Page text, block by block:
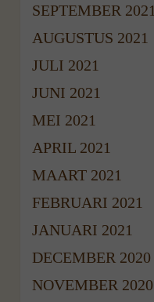
SEPTEMBER 2021
AUGUSTUS 2021
JULI 2021
JUNI 2021
MEI 2021
APRIL 2021
MAART 2021
FEBRUARI 2021
JANUARI 2021
DECEMBER 2020
NOVEMBER 2020